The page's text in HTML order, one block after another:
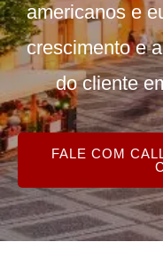
americanos e
crescimento e
do cliente
FALE COM